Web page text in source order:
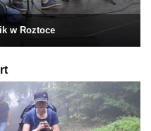
w Roztoce